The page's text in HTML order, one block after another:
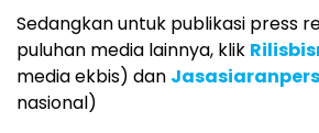
Sedangkan untuk publikasi press
puluhan media lainnya, klik
media ekbis) dan
nasional)